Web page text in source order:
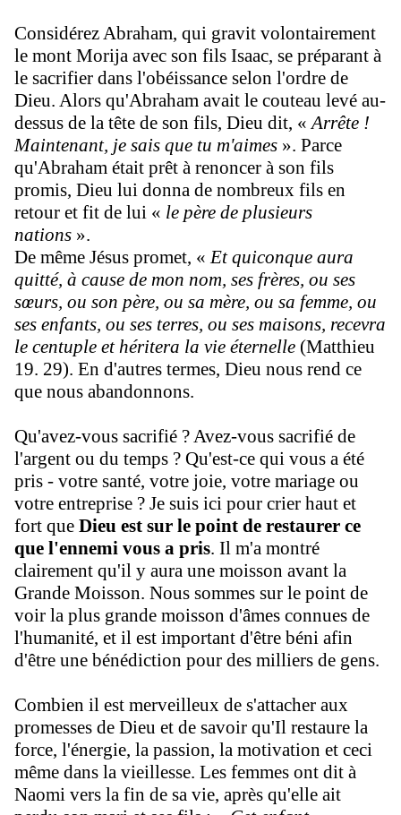
Considérez Abraham, qui gravit volontairement
le mont Morija avec son fils Isaac, se préparant à
le sacrifier dans l'obéissance selon l'ordre de
Dieu. Alors qu'Abraham avait le couteau levé au-
dessus de la tête de son fils, Dieu dit, «Arrête !
Maintenant, je sais que tu m'aimes ». Parce
qu'Abraham était prêt à renoncer à son fils
promis, Dieu lui donna de nombreux fils en
retour et fit de lui « le père de plusieurs
nations ».
De même Jésus promet, «Et quiconque aura
quitté, à cause de mon nom, ses frères, ou ses
sœurs, ou son père, ou sa mère, ou sa femme, ou
ses enfants, ou ses terres, ou ses maisons, recevra
le centuple et héritera la vie éternelle (Matthieu
19. 29). En d'autres termes, Dieu nous rend ce
que nous abandonnons.
Qu'avez-vous sacrifié ? Avez-vous sacrifié de
l'argent ou du temps ? Qu'est-ce qui vous a été
pris - votre santé, votre joie, votre mariage ou
votre entreprise ? Je suis ici pour crier haut et
fort que Dieu est sur le point de restaurer ce
que l'ennemi vous a pris. Il m'a montré
clairement qu'il y aura une moisson avant la
Grande Moisson. Nous sommes sur le point de
voir la plus grande moisson d'âmes connues de
l'humanité, et il est important d'être béni afin
d'être une bénédiction pour des milliers de gens.
Combien il est merveilleux de s'attacher aux
promesses de Dieu et de savoir qu'Il restaure la
force, l'énergie, la passion, la motivation et ceci
même dans la vieillesse. Les femmes ont dit à
Naomi vers la fin de sa vie, après qu'elle ait